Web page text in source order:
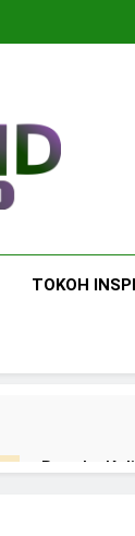
TOKOH
Bangku